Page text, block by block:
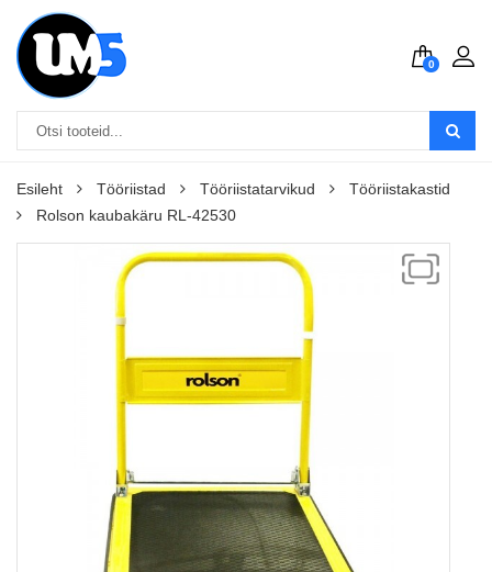
0
Esileht Tööriistad Tööriistatarvikud
Tööriistakastid
Rolson kaubakäru RL-42530